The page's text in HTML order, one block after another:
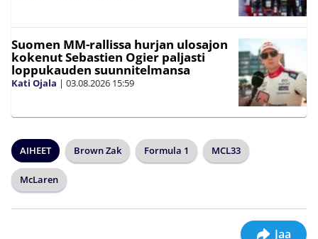
Suomen MM-rallissa hurjan ulosajon
kokenut Sebastien Ogier paljasti
loppukauden suunnitelmansa
Kati Ojala | 03.08.2026 15:59
AIHEET Brown Zak Formula 1 MCL33
McLaren
Jaa